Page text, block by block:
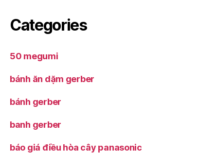
Categories
50 megumi
bánh ăn dặm gerber
bánh gerber
banh gerber
báo giá điều hòa cây panasonic